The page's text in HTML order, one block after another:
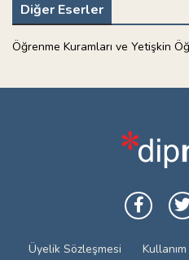
Diğer Eserler
Öğrenme Kuramları ve Yetişkin
Üyelik Sözleşmesi